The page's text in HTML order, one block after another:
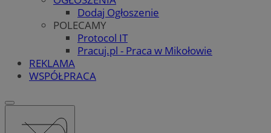
Dodaj Ogłoszenie
POLECAMY
Protocol IT
Pracuj.pl - Praca w Mikołowie
REKLAMA
WSPÓŁPRACA